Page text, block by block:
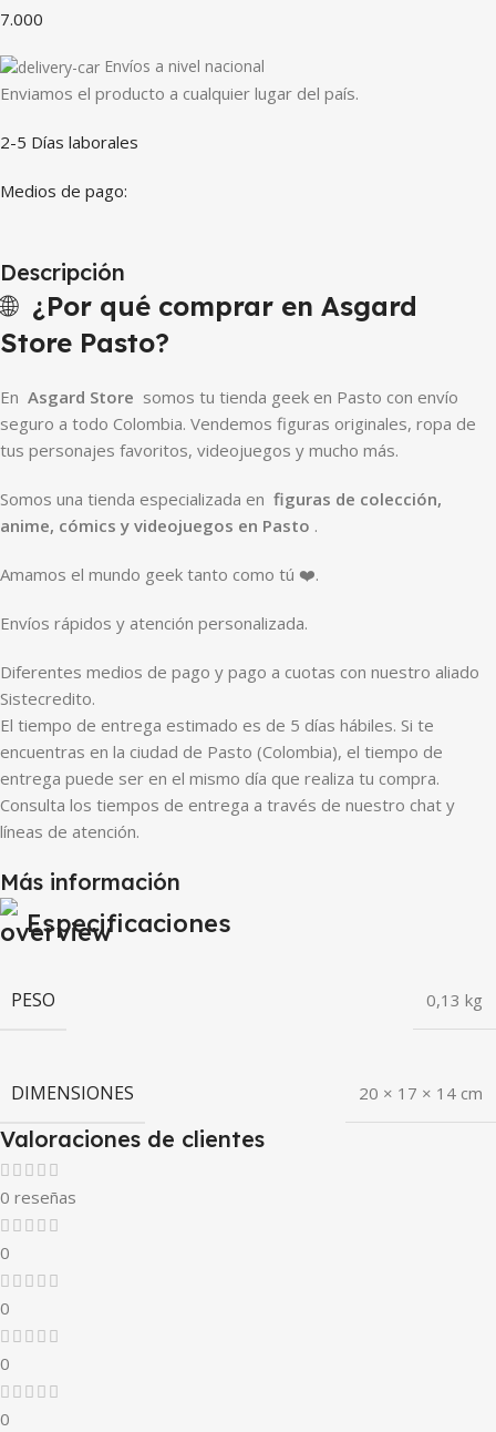
7.000
Envíos a nivel nacional
Enviamos el producto a cualquier lugar del país.
2-5 Días laborales
Medios de pago:
Descripción
🌐 ¿Por qué comprar en Asgard
Store Pasto?
En Asgard Store somos tu tienda geek en Pasto con envío
seguro a todo Colombia. Vendemos figuras originales, ropa de
tus personajes favoritos, videojuegos y mucho más.
Somos una tienda especializada en figuras de colección,
anime, cómics y videojuegos en Pasto .
Amamos el mundo geek tanto como tú ❤️.
Envíos rápidos y atención personalizada.
Diferentes medios de pago y pago a cuotas con nuestro aliado
Sistecredito.
El tiempo de entrega estimado es de 5 días hábiles. Si te
encuentras en la ciudad de Pasto (Colombia), el tiempo de
entrega puede ser en el mismo día que realiza tu compra.
Consulta los tiempos de entrega a través de nuestro chat y
líneas de atención.
Más información
Especificaciones
PESO 0,13 kg
DIMENSIONES 20 × 17 × 14 cm
Valoraciones de clientes
0 reseñas
0
0
0
0